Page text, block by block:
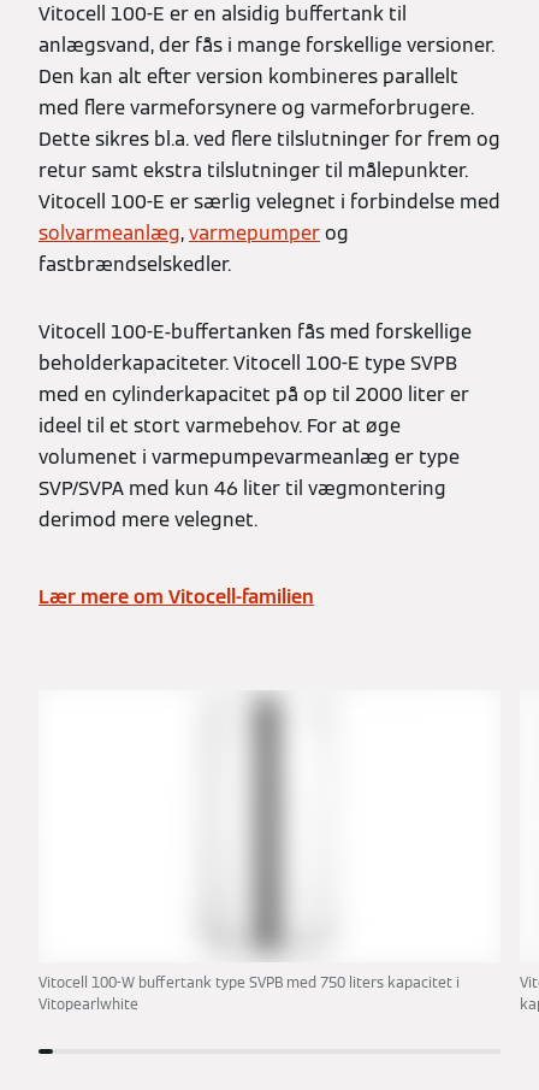
Vitocell 100-E er en alsidig buffertank til
anlægsvand, der fås i mange forskellige versioner.
Den kan alt efter version kombineres parallelt
med flere varmeforsynere og varmeforbrugere.
Dette sikres bl.a. ved flere tilslutninger for frem og
retur samt ekstra tilslutninger til målepunkter.
Vitocell 100-E er særlig velegnet i forbindelse med
solvarmeanlæg,varmepumperog
fastbrændselskedler.
Vitocell 100-E-buffertanken fås med forskellige
beholderkapaciteter. Vitocell 100-E type SVPB
med en cylinderkapacitet på op til 2000 liter er
ideel til et stort varmebehov. For at øge
volumenet i varmepumpevarmeanlæg er type
SVP/SVPA med kun 46 liter til vægmontering
derimod mere velegnet.
Lær mere om Vitocell-familien
Vitocell 100-W buffertank type SVPB med 750 liters kapacitet i
Vitopearlwhite